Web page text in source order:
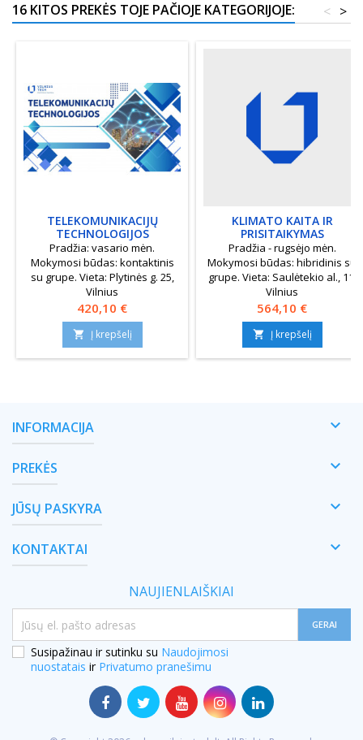
16 KITOS PREKĖS TOJE PAČIOJE KATEGORIJOJE: >
<
TELEKOMUNIKACIJŲ
TECHNOLOGIJOS
Pradžia: vasario mėn.
Mokymosi būdas: kontaktinis
su grupe. Vieta: Plytinės g. 25,
Vilnius
Kaina
420,10 €
 Į krepšelį
KLIMATO KAITA IR
PRISITAIKYMAS
Pradžia - rugsėjo mėn.
Mokymosi būdas: hibridinis su
grupe. Vieta: Saulėtekio al., 11,
Vilnius
Kaina
564,10 €
 Į krepšelį
INFORMACIJA 
PREKĖS 
JŪSŲ PASKYRA 
KONTAKTAI 
NAUJIENLAIŠKIAI
Susipažinau ir sutinku su Naudojimosi
nuostatais ir Privatumo pranešimu